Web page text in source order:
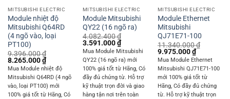
MITSUBISHI ELECTRIC
Module nhiệt độ
Mitsubishi Q64RD
(4 ngõ vào, loại
PT100)
9.396.000₫
Original
price
was:
9.396.000 ₫.
8.265.000₫Current
price
is:
8.265.000 ₫.
Mua Module nhiệt độ
Mitsubishi Q64RD (4 ngõ
vào, loại PT100) mới
100% giá tốt từ Hãng, Có
MITSUBISHI ELECTRIC
Module Mitsubishi
QY22 (16 ngõ ra)
4.082.400₫
Original
price
was:
4.082.400 ₫.
3.591.000₫Current
price
is:
3.591.000 ₫.
Mua Module Mitsubishi
QY22 (16 ngõ ra) mới
100% giá tốt từ Hãng, Có
đầy đủ chứng từ. Hỗ trợ
kỹ thuật trọn đời và giao
hàng tận nơi trên toàn
MITSUBISHI ELECTRIC
Module Ethernet
Mitsubishi
QJ71E71-100
11.340.000₫
Original
price
was:
11.340.000 ₫.
9.975.000₫Current
price
is:
9.975.000
Mua Module Ethernet
Mitsubishi QJ71E71-100
mới 100% giá tốt từ
Hãng, Có đầy đủ chứng
từ. Hỗ trợ kỹ thuật trọn